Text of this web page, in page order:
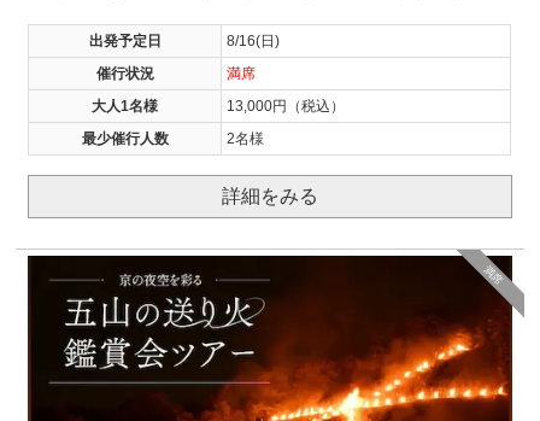
出発予定日
8/16(日)
催行状況
満席
大人1名様
13,000円（税込）
最少催行人数
2名様
詳細をみる
満席